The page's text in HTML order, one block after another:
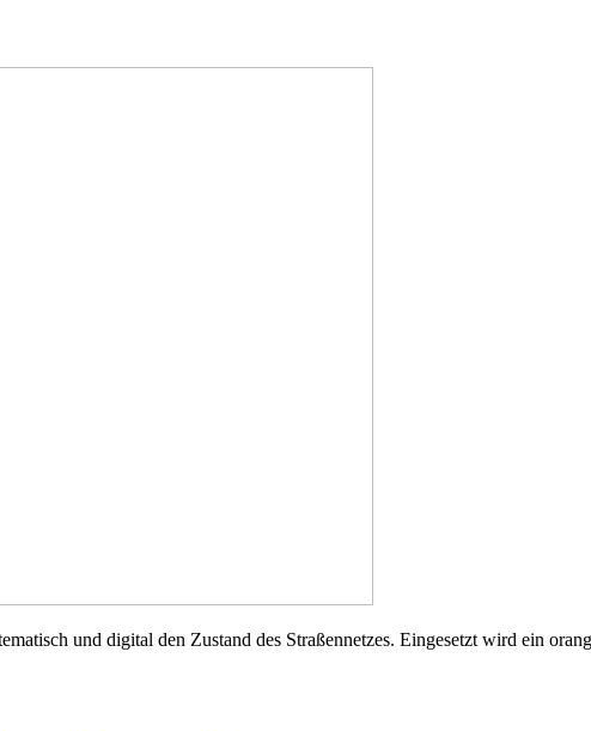
und digital den Zustand des Straßennetzes. Eingesetzt wird ein